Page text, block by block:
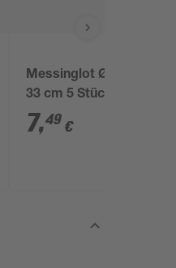
Messinglot Ø 0,2 cm
33 cm 5 Stück
7,49 €